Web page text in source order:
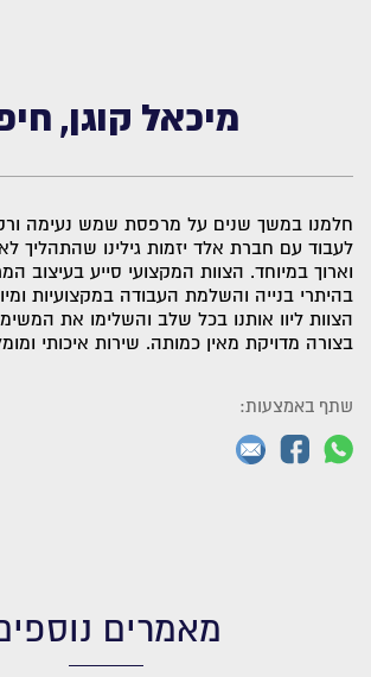
מיכאל קוגן,
חלמנו במשך שנים על מרפסת שמש נעימה
לעבוד עם חברת אלד יזמות גילינו שהתהליך לא
וארוך במיוחד. הצוות המקצועי סייע בעיצוב
בהיתרי בנייה והשלמת העבודה במקצועיות
הצוות ליוו אותנו בכל שלב והשלימו את
בצורה מדויקת מאין כמותה. שירות איכותי
שתף באמצעות:
מאמרים